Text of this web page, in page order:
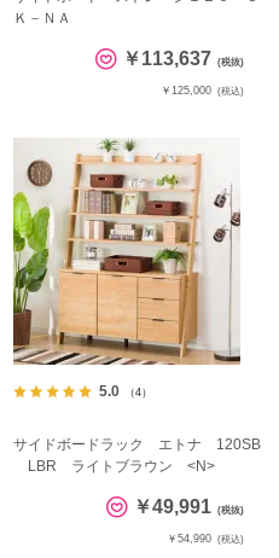
Ｋ－ＮＡ
￥113,637 (税抜)
￥125,000 (税込)
5.0 （4）
サイドボードラック エトナ 120SB
LBR ライトブラウン <N>
￥49,991 (税抜)
￥54,990 (税込)